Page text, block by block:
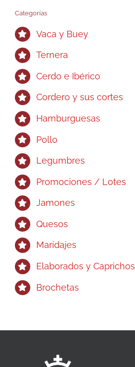
Categorías
Vaca y Buey
Ternera
Cerdo e Ibérico
Cordero y sus cortes
Hamburguesas
Pollo
Legumbres
Promociones / Lotes
Jamones
Quesos
Maridajes
Elaborados y Caprichos
Brochetas